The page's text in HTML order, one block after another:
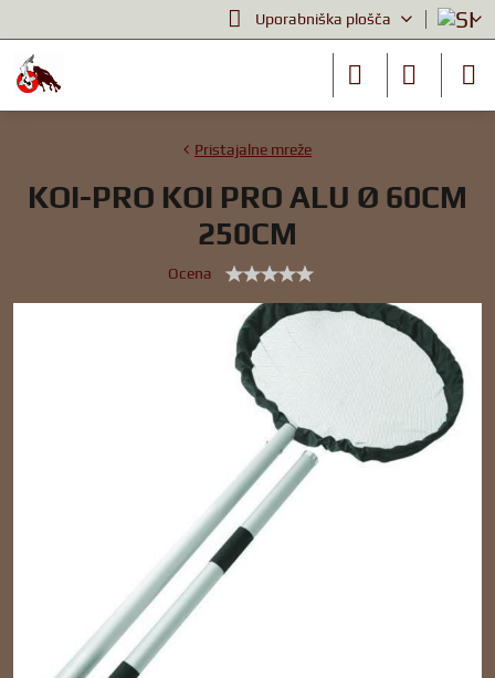
Uporabniška plošča
Pristajalne mreže
KOI-PRO KOI PRO ALU Ø 60CM
250CM
Ocena